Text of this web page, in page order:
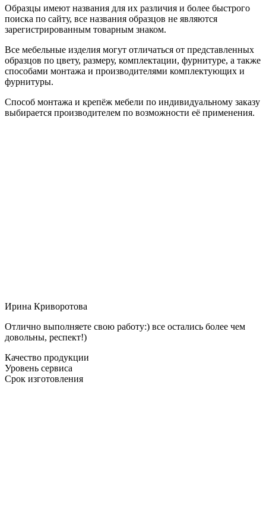
Образцы имеют названия для их различия и более быстрого
поиска по сайту, все названия образцов не являются
зарегистрированным товарным знаком.
Все мебельные изделия могут отличаться от представленных
образцов по цвету, размеру, комплектации, фурнитуре, а также
способами монтажа и производителями комплектующих и
фурнитуры.
Способ монтажа и крепёж мебели по индивидуальному заказу
выбирается производителем по возможности её применения.
Ирина Криворотова
Отлично выполняете свою работу:) все остались более чем
довольны, респект!)
Качество продукции
Уровень сервиса
Срок изготовления